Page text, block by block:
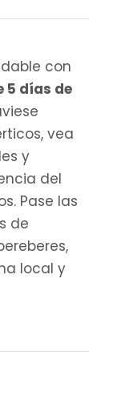
con
5 días de
vea
y
del
Pase las
de
local y